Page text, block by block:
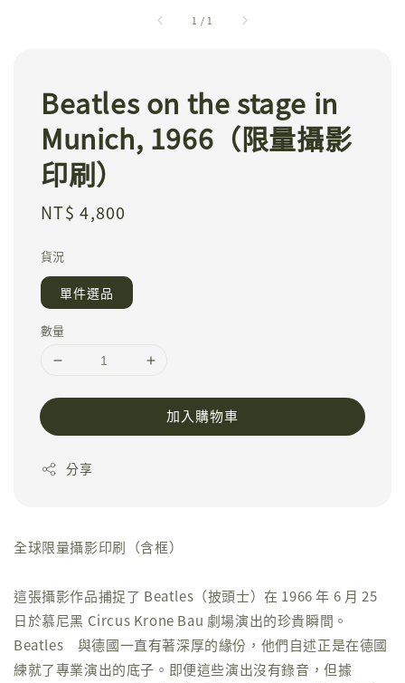
1 / 1
Beatles on the stage in
Munich, 1966（限量攝影
印刷）
Regular
NT$ 4,800
貨況
單件選品
數量
加入購物車
分享
全球限量攝影印刷（含框）
這張攝影作品捕捉了 Beatles（披頭士）在 1966 年 6 月 25
日於慕尼黑 Circus Krone Bau 劇場演出的珍貴瞬間。
Beatles 與德國一直有著深厚的緣份，他們自述正是在德國
練就了專業演出的底子。即便這些演出沒有錄音，但據